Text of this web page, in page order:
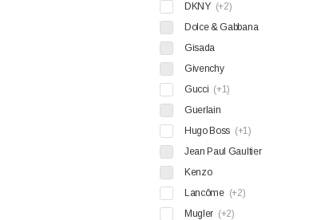
DKNY (+2)
Dolce & Gabbana
Gisada
Givenchy
Gucci (+1)
Guerlain
Hugo Boss (+1)
Jean Paul Gaultier
Kenzo
Lancôme (+2)
Mugler (+2)